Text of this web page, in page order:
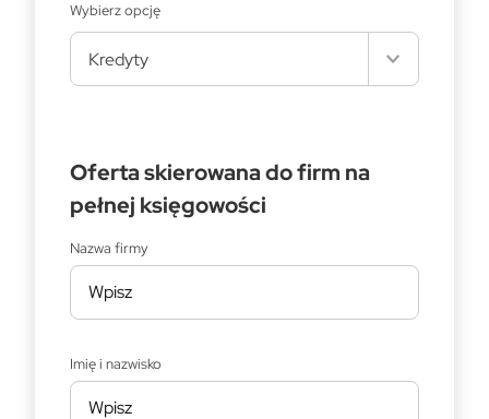
Wybierz opcję
Kredyty
Oferta skierowana do firm na
pełnej księgowości
Nazwa firmy
Imię i nazwisko